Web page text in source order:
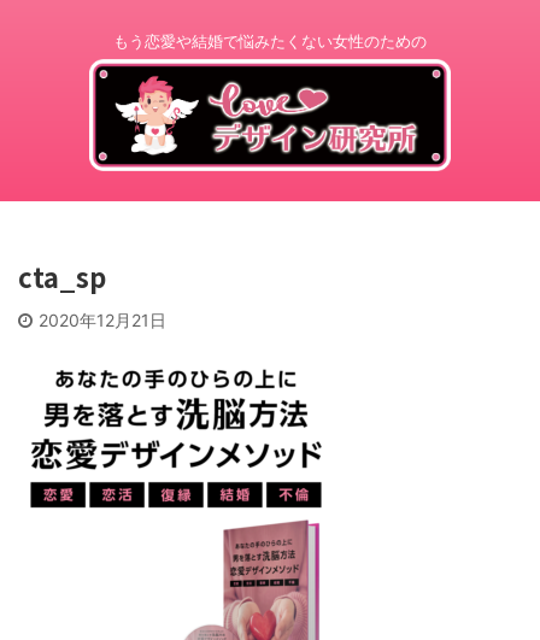
もう恋愛や結婚で悩みたくない女性のための
cta_sp
2020年12月21日